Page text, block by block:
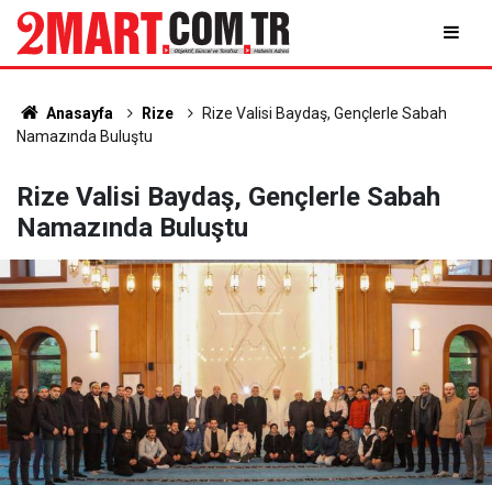
Anasayfa Rize
Rize Valisi Baydaş, Gençlerle Sabah
Namazında Buluştu
Rize Valisi Baydaş, Gençlerle Sabah
Namazında Buluştu